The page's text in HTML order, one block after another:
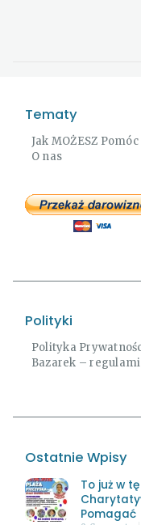
Tematy
Jak MOŻESZ Pomóc
O nas
Polityki
Polityka
Bazarek –
Ostatnie Wpisy
To już w
Pomagać